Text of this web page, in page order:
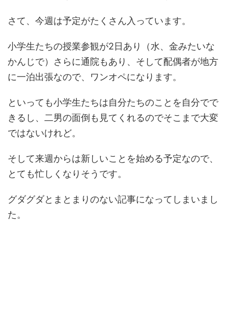
さて、今週は予定がたくさん入っています。
小学生たちの授業参観が2日あり（水、金みたいな
かんじで）さらに通院もあり、そして配偶者が地方
に一泊出張なので、ワンオペになります。
といっても小学生たちは自分たちのことを自分でで
きるし、二男の面倒も見てくれるのでそこまで大変
ではないけれど。
そして来週からは新しいことを始める予定なので、
とても忙しくなりそうです。
グダグダとまとまりのない記事になってしまいまし
た。